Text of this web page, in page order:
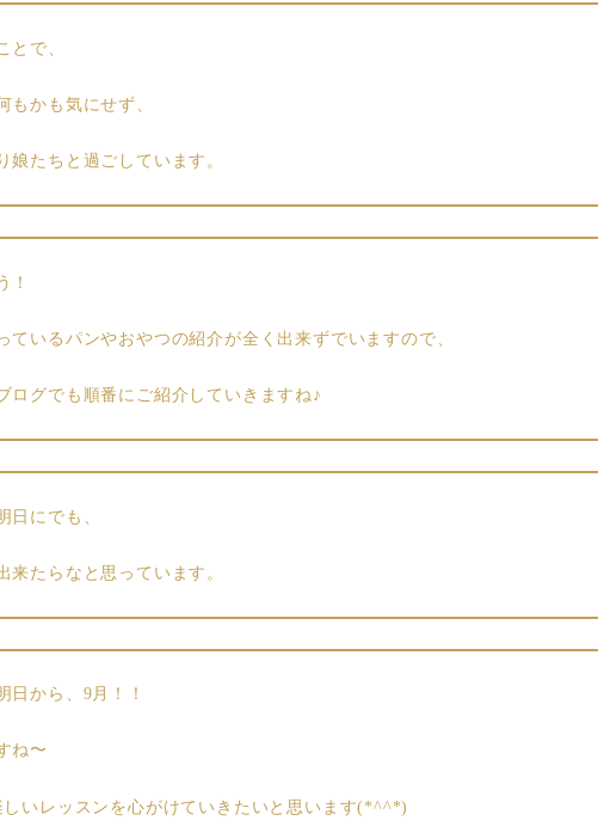
とで、
もかも気にせず、
娘たちと過ごしています。
！
ているパンやおやつの紹介が全く出来ずでいますので、
ログでも順番にご紹介していきますね♪
日にでも、
来たらなと思っています。
日から、9月！！
ね〜
しいレッスンを心がけていきたいと思います(*^^*)